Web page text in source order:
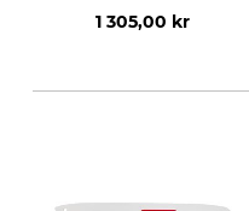
1 305,00 kr